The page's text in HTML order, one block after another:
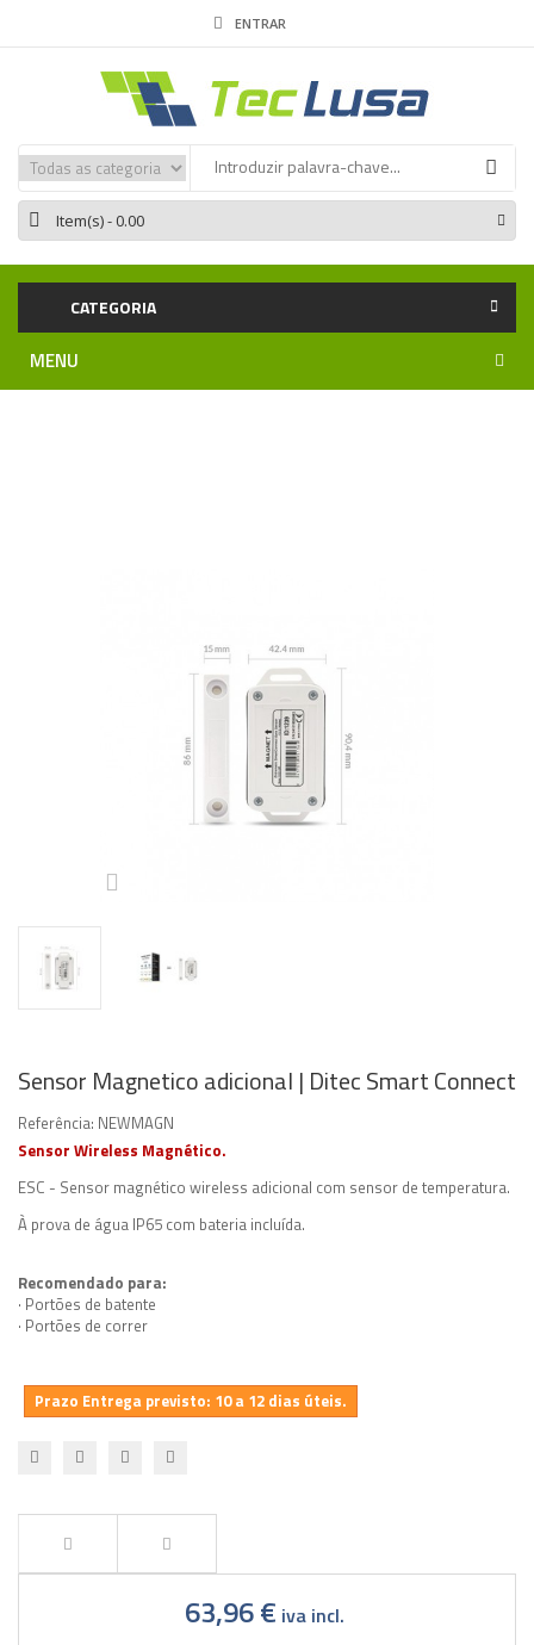
ENTRAR
Item(s)- 0.00
CATEGORIA
MENU
Sensor Magnetico adicional | Ditec Smart Connect
Referência: NEWMAGN
Sensor Wireless Magnético.
ESC - Sensor magnético wireless adicional com sensor de temperatura.
À prova de água IP65 com bateria incluída.
Recomendado para:
· Portões de batente
· Portões de correr
Prazo Entrega previsto: 10 a 12 dias úteis.
63,96 € iva incl.